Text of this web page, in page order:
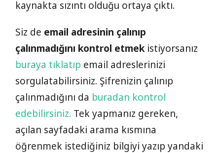
kaynakta sızıntı olduğu ortaya çıktı.
Siz de email adresinin çalınıp
çalınmadığını kontrol etmekistiyorsanız
buraya tıklatıp email adreslerinizi
sorgulatabilirsiniz. Şifrenizin çalınıp
çalınmadığını da buradan kontrol
edebilirsiniz. Tek yapmanız gereken,
açılan sayfadaki arama kısmına
öğrenmek istediğiniz bilgiyi yazıp yandaki